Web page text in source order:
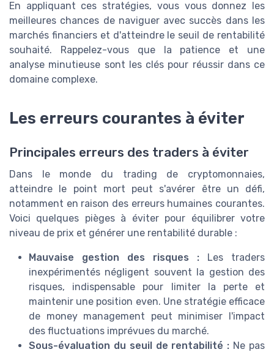
En appliquant ces stratégies, vous vous donnez les
meilleures chances de naviguer avec succès dans les
marchés financiers et d'atteindre le seuil de rentabilité
souhaité. Rappelez-vous que la patience et une
analyse minutieuse sont les clés pour réussir dans ce
domaine complexe.
Les erreurs courantes à éviter
Principales erreurs des traders à éviter
Dans le monde du trading de cryptomonnaies,
atteindre le point mort peut s'avérer être un défi,
notamment en raison des erreurs humaines courantes.
Voici quelques pièges à éviter pour équilibrer votre
niveau de prix et générer une rentabilité durable :
Mauvaise gestion des risques : Les traders
inexpérimentés négligent souvent la gestion des
risques, indispensable pour limiter la perte et
maintenir une position even. Une stratégie efficace
de money management peut minimiser l'impact
des fluctuations imprévues du marché.
Sous-évaluation du seuil de rentabilité : Ne pas